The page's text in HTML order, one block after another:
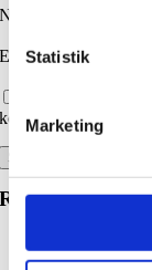
Statistik
Marketing
Navn
E-mail*
kommenterer.
Relaterede